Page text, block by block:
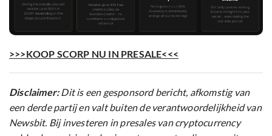
>>>KOOP SCORP NU IN PRESALE<<<
Disclaimer:Dit is een gesponsord bericht, afkomstig van
een derde partij en valt buiten de verantwoordelijkheid van
Newsbit. Bij investeren in presales van cryptocurrency